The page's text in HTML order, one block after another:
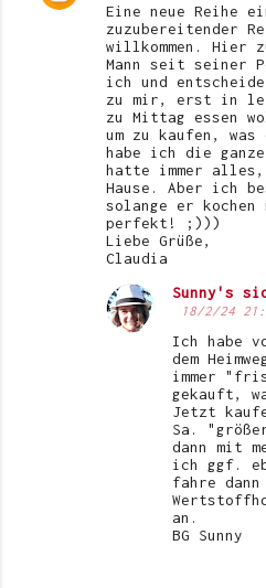
Eine neue Reihe
zuzubereitender
willkommen. Hier
Mann seit seiner
ich und
zu mir, erst in
zu Mittag essen
um zu kaufen,
habe ich die
hatte immer
Hause. Aber ich
solange er
perfekt! ;)))
Liebe Grüße,
Claudia
Sunny's
18/2/24
Ich habe
dem
immer
gekauft,
Jetzt
Sa.
dann mit
ich ggf.
fahre
an.
BG Sunny